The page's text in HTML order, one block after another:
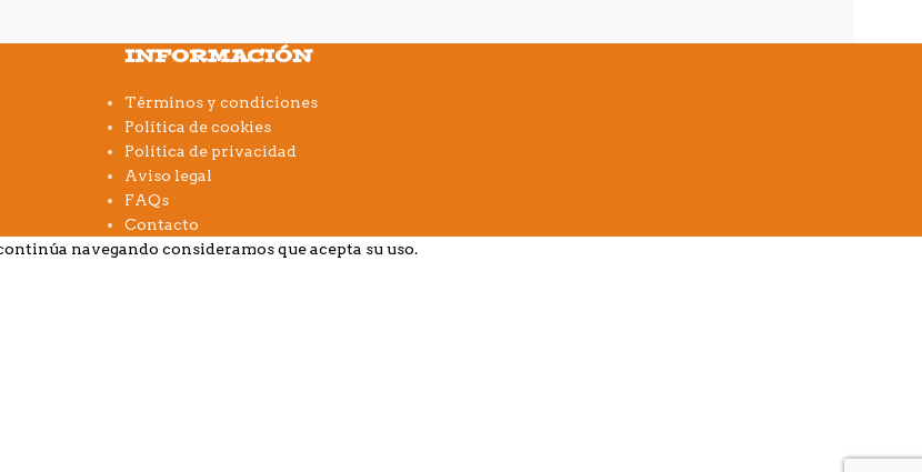
INFORMACIÓN
Términos y condiciones
Política de cookies
Política de privacidad
Aviso legal
FAQs
Contacto
navegando consideramos que acepta su uso.